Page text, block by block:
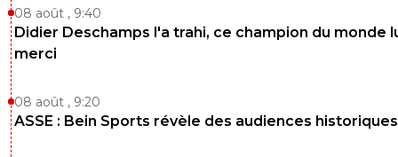
08 août , 9:40
Didier Deschamps l'a trahi, ce champion du monde
merci
08 août , 9:20
ASSE : Bein Sports révèle des audiences historiques